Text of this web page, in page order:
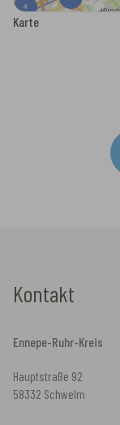
Karte
Kontakt
Ennepe-Ruhr-Kreis
Hauptstraße 92
58332 Schwelm